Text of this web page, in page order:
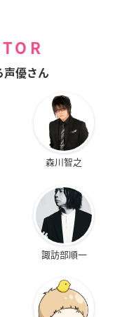
声優さん
森川智之
諏訪部順一